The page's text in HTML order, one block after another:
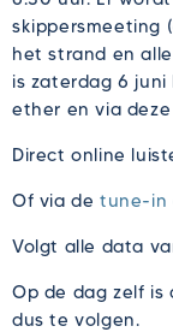
skippersmeeting
het strand en
is zaterdag 6 juni
ether en via
Direct online
Of via de tune-in
Volgt alle data
Op de dag zelf is
dus te volgen.